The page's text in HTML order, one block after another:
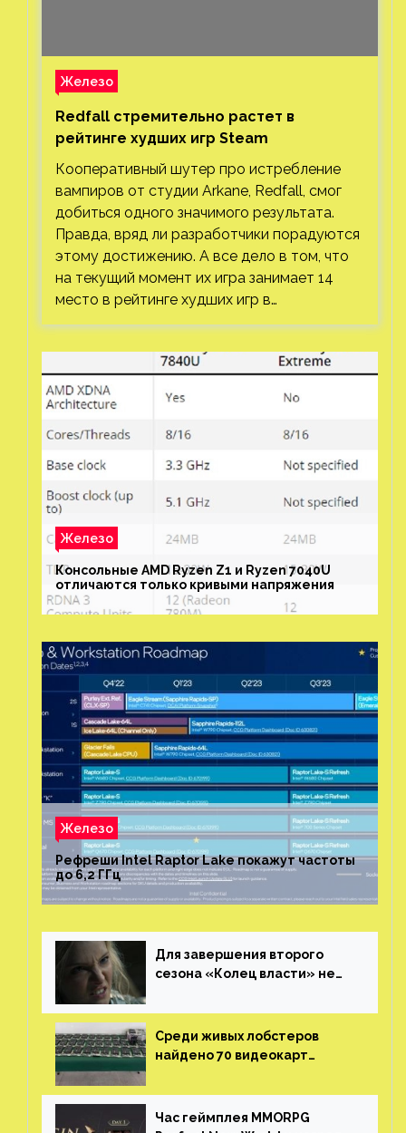
Железо
Redfall стремительно растет в
рейтинге худших игр Steam
Кооперативный шутер про истребление
вампиров от студии Arkane, Redfall, смог
добиться одного значимого результата.
Правда, вряд ли разработчики порадуются
этому достижению. А все дело в том, что
на текущий момент их игра занимает 14
место в рейтинге худших игр в…
Железо
Консольные AMD Ryzen Z1 и Ryzen 7040U
отличаются только кривыми напряжения
Железо
Рефреши Intel Raptor Lake покажут частоты
до 6,2 ГГц
Для завершения второго
сезона «Колец власти» не
Среди живых лобстеров
найдено 70 видеокарт
китайской таможни
Час геймплея MMORPG